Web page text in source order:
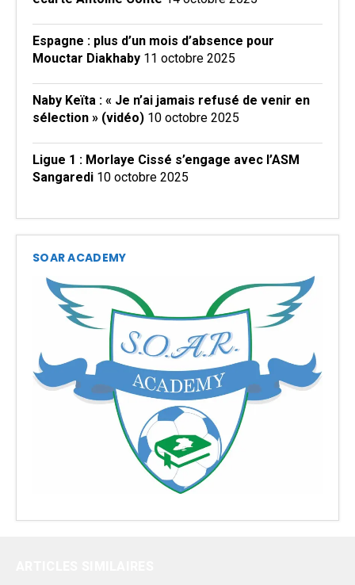
Espagne : plus d’un mois d’absence pour
Mouctar Diakhaby 11 octobre 2025
Naby Keïta : « Je n’ai jamais refusé de venir en
sélection » (vidéo) 10 octobre 2025
Ligue 1 : Morlaye Cissé s’engage avec l’ASM
Sangaredi 10 octobre 2025
SOAR ACADEMY